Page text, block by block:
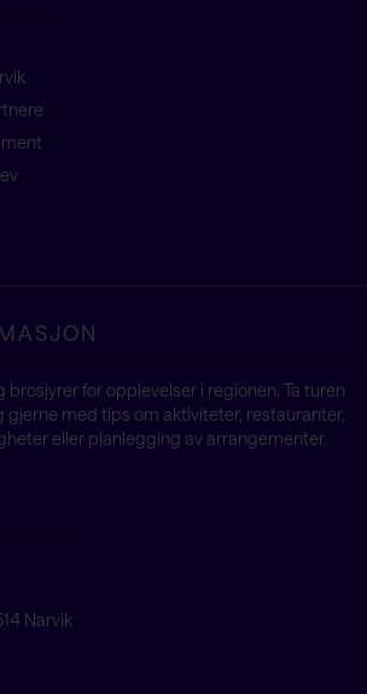
brosjyrer for opplevelser i regionen. Ta turen
gjerne med tips om aktiviteter, restauranter,
eller planlegging av arrangementer.
Narvik